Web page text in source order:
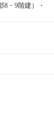
8・9階建）・